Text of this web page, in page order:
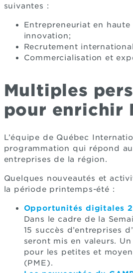
suivantes :
Entrepreneuriat en
innovation;
Recrutement
Commercialisation et
Multiples
pour enrichir
L’équipe de Québec
programmation qui répond
entreprises de la région.
Quelques nouveautés et
la période printemps-été :
Opportunités digitales
Dans le cadre de la
15 succès d’entreprises
seront mis en valeurs.
pour les petites et
(PME).